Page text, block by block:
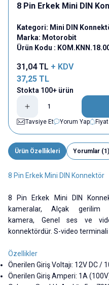
8 Pin Erkek Mini DIN
Kategori: Mini DIN
Marka: Motorobit
Ürün Kodu :
31,04TL + KDV
37,25 TL
Stokta 100+ ürün
Tavsiye Et
Yorum Yap
Ürün Özellikleri Yorumlar (1)
8 Pin Erkek Mini DIN Konnektör
8 Pin Erkek Mini DIN
kameralar,Alçak gerilim
kamera, Genel ses ve
konnektördür. S-video
Özellikler
Önerilen Giriş Voltajı: 12V DC /
Önerilen Giriş Amperi: 1A